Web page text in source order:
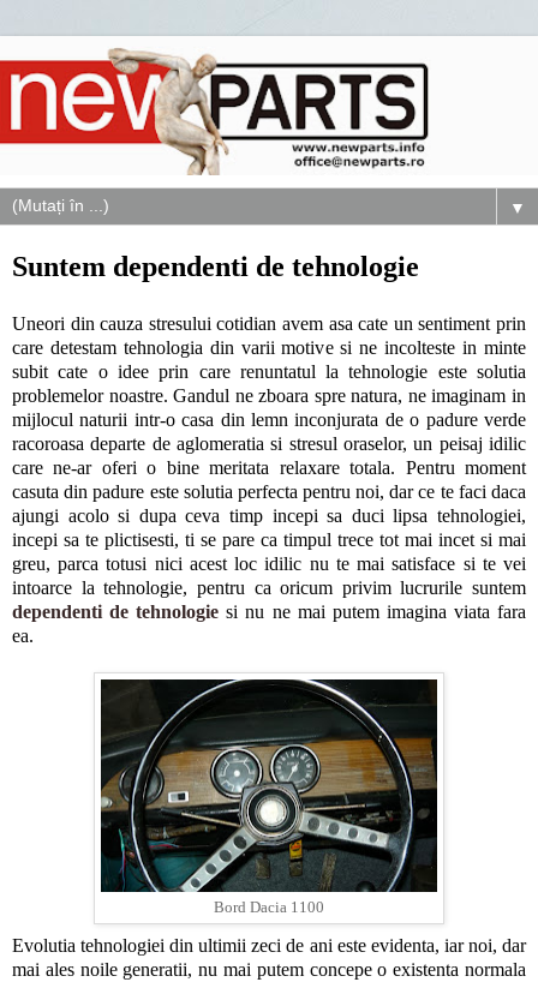
▼
Suntem dependenti de tehnologie
Uneori din cauza stresului cotidian avem asa cate un sentiment prin
care detestam tehnologia din varii motive si ne incolteste in minte
subit cate o idee prin care renuntatul la tehnologie este solutia
problemelor noastre. Gandul ne zboara spre natura, ne imaginam in
mijlocul naturii intr-o casa din lemn inconjurata de o padure verde
racoroasa departe de aglomeratia si stresul oraselor, un peisaj idilic
care ne-ar oferi o bine meritata relaxare totala. Pentru moment
casuta din padure este solutia perfecta pentru noi, dar ce te faci daca
ajungi acolo si dupa ceva timp incepi sa duci lipsa tehnologiei,
incepi sa te plictisesti, ti se pare ca timpul trece tot mai incet si mai
greu, parca totusi nici acest loc idilic nu te mai satisface si te vei
intoarce la tehnologie, pentru ca oricum privim lucrurile suntem
dependenti de tehnologie si nu ne mai putem imagina viata fara
ea.
Bord Dacia 1100
Evolutia tehnologiei din ultimii zeci de ani este evidenta, iar noi, dar
mai ales noile generatii, nu mai putem concepe o existenta normala